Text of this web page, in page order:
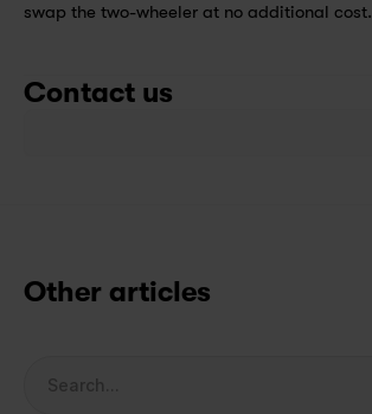
swap the two-wheeler at no additional cost.
Contact us
Search...
Other articles